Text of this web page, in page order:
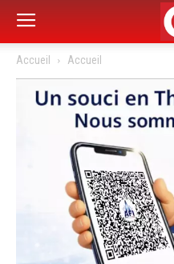
Accueil Accueil